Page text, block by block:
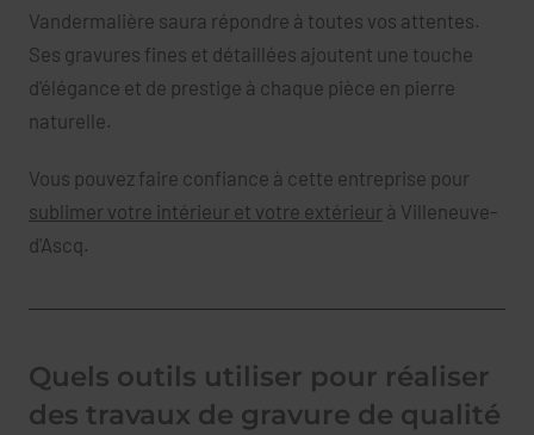
Vandermalière saura répondre à toutes vos attentes.
Ses gravures fines et détaillées ajoutent une touche
d'élégance et de prestige à chaque pièce en pierre
naturelle.
Vous pouvez faire confiance à cette entreprise pour
sublimer votre intérieur et votre extérieur à Villeneuve-
d'Ascq.
Quels outils utiliser pour réaliser
des travaux de gravure de qualité